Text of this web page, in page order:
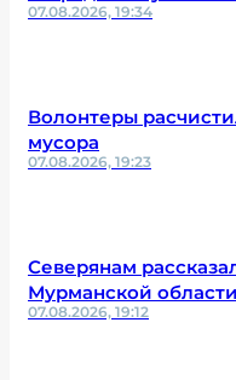
07.08.2026, 19:34
Волонтеры
мусора
07.08.2026, 19:23
Северянам
Мурманской области
07.08.2026, 19:12